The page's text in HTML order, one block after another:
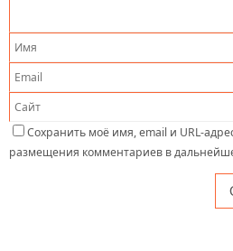
Сохранить моё имя, email и URL-
размещения комментариев в